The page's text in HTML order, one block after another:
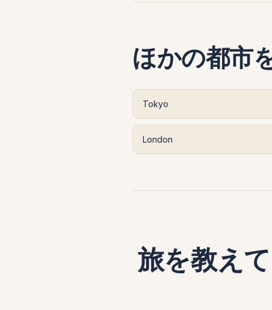
ほかの都市
Tokyo
London
旅を教え